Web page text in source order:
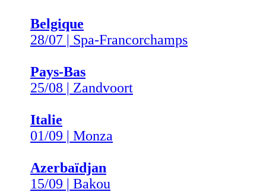
Belgique
28/07 | Spa-Francorchamps
Pays-Bas
25/08 | Zandvoort
Italie
01/09 | Monza
Azerbaïdjan
15/09 | Bakou